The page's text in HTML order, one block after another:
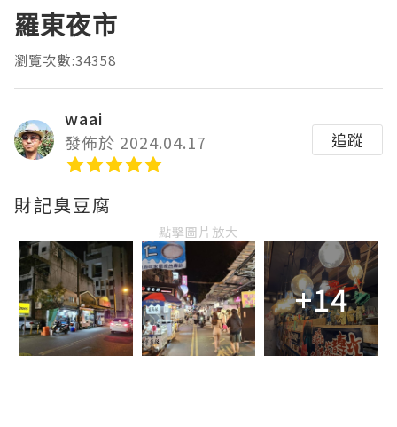
羅東夜市
瀏覽次數:34358
waai
發佈於 2024.04.17
追蹤
財記臭豆腐
點擊圖片放大
+14